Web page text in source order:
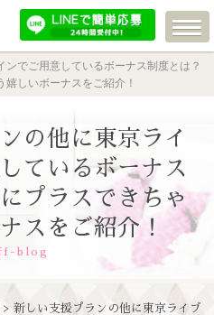
でご用意しているボーナス制度とは？
しいボーナスをご紹介！
の他に東京ライ
ているボーナス
プラスできちゃ
スをご紹介！
blog
> 新しい支援プランの他に東京ライブ